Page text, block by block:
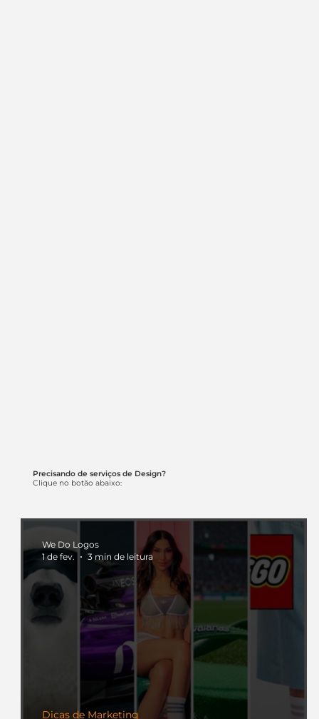
Precisando de serviços de Design?
Clique no botão abaixo:
Dicas de Marketing
We Do Logos
1 de fev.
3 min de leitura